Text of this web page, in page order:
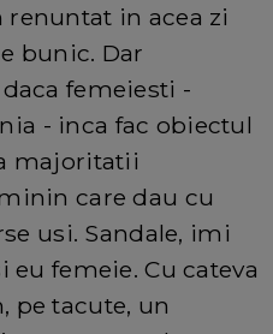
renuntat in acea zi
bunic. Dar
femeiesti -
- inca fac obiectul
majoritatii
care dau cu
usi. Sandale, imi
eu femeie. Cu cateva
pe tacute, un